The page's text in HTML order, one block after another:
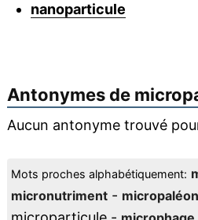
nanoparticule
Antonymes de
Aucun antonyme trouvé
Mots proches alphabétiquement:
micronutriment-